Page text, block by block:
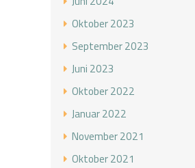
Oktober 2023
September 2023
Juni 2023
Oktober 2022
Januar 2022
November 2021
Oktober 2021